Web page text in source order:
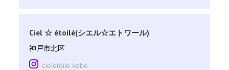
Ciel ☆ étoilé(シエル☆エトワール)
神戸市北区
cieletoile.kobe